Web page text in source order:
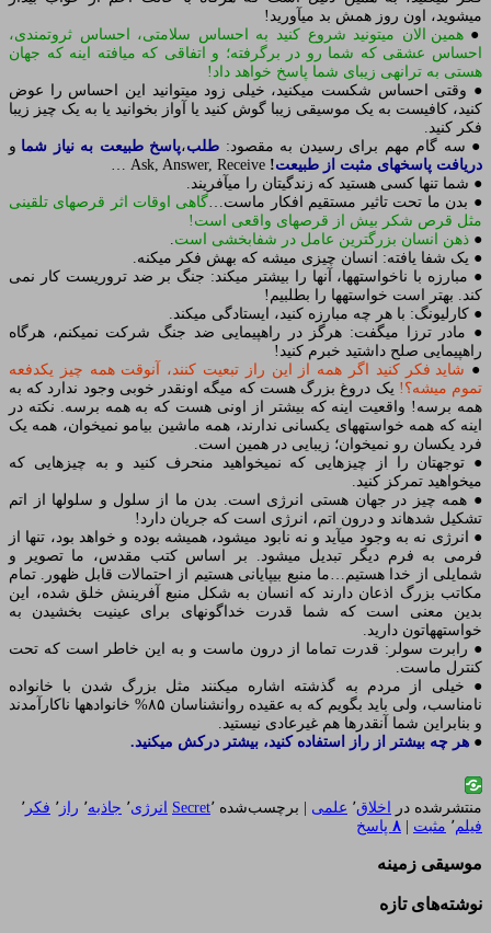
می‏شوید، اون روز همش بد می‏آورید!
●همین الان می‏تونید شروع کنید به احساس سلامتی، احساس ثروتمندی،
احساس عشقی که شما رو در برگرفته؛ و اتفاقی که می‏افته اینه که جهان
هستی به ترانه‏ی زیبای شما پاسخ خواهد داد!
● وقتی احساس شکست می‏کنید، خیلی زود می‏توانید این احساس را عوض
کنید، کافیست به یک موسیقی زیبا گوش کنید یا آواز بخوانید یا به یک چیز زیبا
فکر کنید.
● سه گام مهم برای رسیدن به مقصود: طلب،پاسخ طبیعت به نیاز شما و
دریافت پاسخهای مثبت از طبیعت!
● شما تنها کسی هستید که زندگیتان را می‏آفریند.
● بدن ما تحت تاثیر مستقیم افکار ماست…گاهی اوقات اثر قرصهای تلقینی
مثل قرص شکر بیش از قرصهای واقعی است!
● ذهن انسان بزرگترین عامل در شفابخشی است.
● یک شفا یافته: انسان چیزی میشه که بهش فکر می‏کنه.
● مبارزه با ناخواسته‏ها، آنها را بیشتر می‏کند: جنگ بر ضد تروریست کار نمی
کند. بهتر است خواسته‏ها را بطلبیم!
● کارلیونگ: با هر چه مبارزه کنید، ایستادگی می‏کند.
● مادر ترزا می‏گفت: هرگز در راهپیمایی ضد جنگ شرکت نمی‏کنم، هرگاه
راهپیمایی صلح داشتید خبرم کنید!
● شاید فکر کنید اگر همه از این راز تبعیت کنند، آنوقت همه چیز یکدفعه
تموم میشه؟! یک دروغ بزرگ هست که میگه اونقدر خوبی وجود ندارد که به
همه برسه! واقعیت اینه که بیشتر از اونی هست که به همه برسه. نکته در
اینه که همه خواسته‏های یکسانی ندارند، همه ماشین بی‏ام‏و نمی‏خوان، همه یک
فرد یکسان رو نمی‏خوان؛ زیبایی در همین است.
● توجهتان را از چیزهایی که نمی‏خواهید منحرف کنید و به چیزهایی که
می‏خواهید تمرکز کنید.
● همه چیز در جهان هستی انرژی است. بدن ما از سلول و سلولها از اتم
تشکیل شده‏اند و درون اتم، انرژی است که جریان دارد!
● انرژی نه به وجود می‏آید و نه نابود می‏شود، همیشه بوده و خواهد بود، تنها از
فرمی به فرم دیگر تبدیل می‏شود. بر اساس کتب مقدس، ما تصویر و
شمایلی از خدا هستیم…ما منبع بی‏پایانی هستیم از احتمالات قابل ظهور. تمام
مکاتب بزرگ اذعان دارند که انسان به شکل منبع آفرینش خلق شده، این
بدین معنی است که شما قدرت خداگونه‏ای برای عینیت بخشیدن به
خواسته‏هاتون دارید.
● رابرت سولر: قدرت تماما از درون ماست و به این خاطر است که تحت
کنترل ماست.
● خیلی از مردم به گذشته اشاره می‏کنند مثل بزرگ شدن با خانواده
نامناسب، ولی باید بگویم که به عقیده روانشناسان ۸۵% خانواده‏ها ناکارآمدند
و بنابراین شما آنقدرها هم غیرعادی نیستید.
● هر چه بیشتر از راز استفاده کنید، بیشتر درکش می‏کنید.
منتشرشده در اخلاق٬ علمی برچسب‌شده Secret٬ انرژی٬ جاذبه٬ راز ٬ فکر ٬
فیلم٬ مثبت ۸ پاسخ
موسیقی زمینه
نوشته‌های تازه